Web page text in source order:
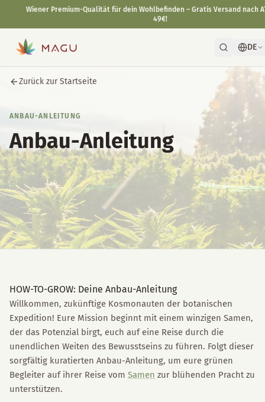
DE
Zurück zur Startseite
ANBAU-ANLEITUNG
Anbau-Anleitung
HOW-TO-GROW: Deine Anbau-Anleitung
Willkommen, zukünftige Kosmonauten der botanischen
Expedition! Eure Mission beginnt mit einem winzigen Samen,
der das Potenzial birgt, euch auf eine Reise durch die
unendlichen Weiten des Bewusstseins zu führen. Folgt dieser
sorgfältig kuratierten Anbau-Anleitung, um eure grünen
Begleiter auf ihrer Reise vom Samen zur blühenden Pracht zu
unterstützen.